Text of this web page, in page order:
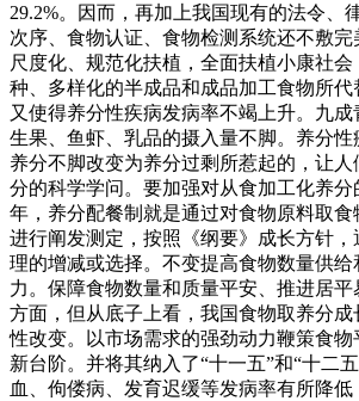
29.2%。因而，再加上我国现有的法令、
次序、食物认证、食物检测系统还不敷
尺度化、规范化扶植，全面扶植小康社
种、多样化的半成品和成品加工食物所代
又使得养分性疾病发病率不竭上升。九成
生果、鱼虾、乳品的摄入量不脚。养分
养分不脚改变为养分过剩所惹起的，让
分的科学学问。要加强对从食加工化养分
年，养分配餐制就是通过对食物原料取
进行阐发测定，按照《纲要》成长方针
理的增减或选择。不变提高食物数量供
力。保障食物数量和质量平安、推进居
方面，但从底子上看，我国食物取养分
性改变。以市场需求的强劲动力鞭策食物
新台阶。并将其纳入了“十一五”和“十二
血、佝偻病、发育迟缓等发病率有所降